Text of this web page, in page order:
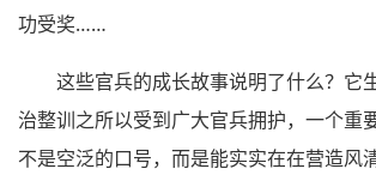
功受奖……
这些官兵的成长故事说明了什么？它
治整训之所以受到广大官兵拥护，一个重
不是空泛的口号，而是能实实在在营造风